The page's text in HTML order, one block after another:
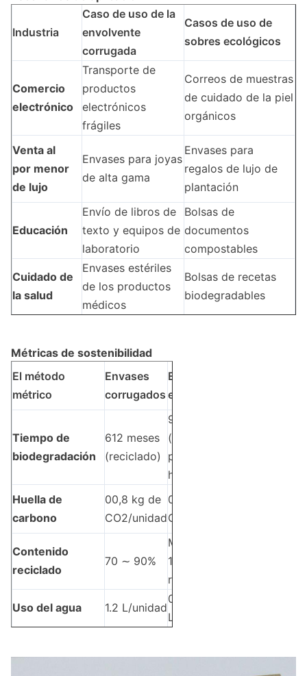
Industria
Caso de uso de la
envolvente
corrugada
Casos de uso de
sobres ecológicos
Comercio
electrónico
Transporte de
productos
electrónicos
frágiles
Correos de muestras
de cuidado de la piel
orgánicos
Venta al
por menor
de lujo
Envases para joyas
de alta gama
Envases para
regalos de lujo de
plantación
Educación
Envío de libros de
texto y equipos de
laboratorio
Bolsas de
documentos
compostables
Cuidado de
la salud
Envases estériles
de los productos
médicos
Bolsas de recetas
biodegradables
Métricas de sostenibilidad
El método
métrico
Envases
corrugados
Envases
ecológicos
Tiempo de
biodegradación
6­12 meses
(reciclado)
90 días
(compost
para el
hogar)
Huella de
carbono
00,8 kg de
CO2/unidad
0.3 kg de
CO2/unidad
Contenido
reciclado
70 ∼ 90%
Materiales
100%
renovables
Uso del agua 1.2 L/unidad
0.5
L/unidad